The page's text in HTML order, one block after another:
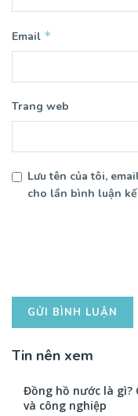
Email *
Trang web
Lưu tên của tôi,
cho lần bình luận
Tin nên xem
Đồng hồ nước là gì?
và công nghiệp